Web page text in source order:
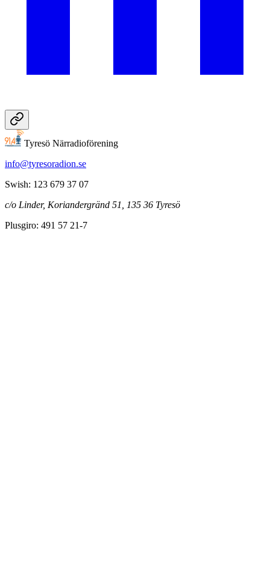
Tyresö Närradioförening
info@tyresoradion.se
Swish: 123 679 37 07
c/o Linder, Koriandergränd 51, 135 36 Tyresö
Plusgiro: 491 57 21-7